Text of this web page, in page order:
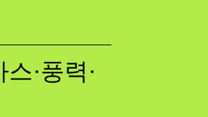
·풍력·